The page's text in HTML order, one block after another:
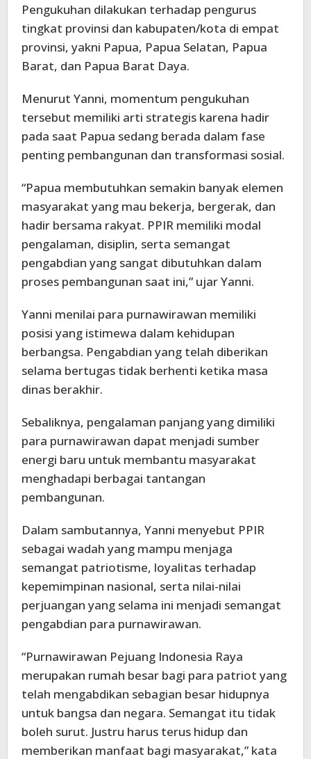
Pengukuhan dilakukan terhadap pengurus
tingkat provinsi dan kabupaten/kota di empat
provinsi, yakni Papua, Papua Selatan, Papua
Barat, dan Papua Barat Daya.
Menurut Yanni, momentum pengukuhan
tersebut memiliki arti strategis karena hadir
pada saat Papua sedang berada dalam fase
penting pembangunan dan transformasi sosial.
“Papua membutuhkan semakin banyak elemen
masyarakat yang mau bekerja, bergerak, dan
hadir bersama rakyat. PPIR memiliki modal
pengalaman, disiplin, serta semangat
pengabdian yang sangat dibutuhkan dalam
proses pembangunan saat ini,” ujar Yanni.
Yanni menilai para purnawirawan memiliki
posisi yang istimewa dalam kehidupan
berbangsa. Pengabdian yang telah diberikan
selama bertugas tidak berhenti ketika masa
dinas berakhir.
Sebaliknya, pengalaman panjang yang dimiliki
para purnawirawan dapat menjadi sumber
energi baru untuk membantu masyarakat
menghadapi berbagai tantangan
pembangunan.
Dalam sambutannya, Yanni menyebut PPIR
sebagai wadah yang mampu menjaga
semangat patriotisme, loyalitas terhadap
kepemimpinan nasional, serta nilai-nilai
perjuangan yang selama ini menjadi semangat
pengabdian para purnawirawan.
“Purnawirawan Pejuang Indonesia Raya
merupakan rumah besar bagi para patriot yang
telah mengabdikan sebagian besar hidupnya
untuk bangsa dan negara. Semangat itu tidak
boleh surut. Justru harus terus hidup dan
memberikan manfaat bagi masyarakat,” kata